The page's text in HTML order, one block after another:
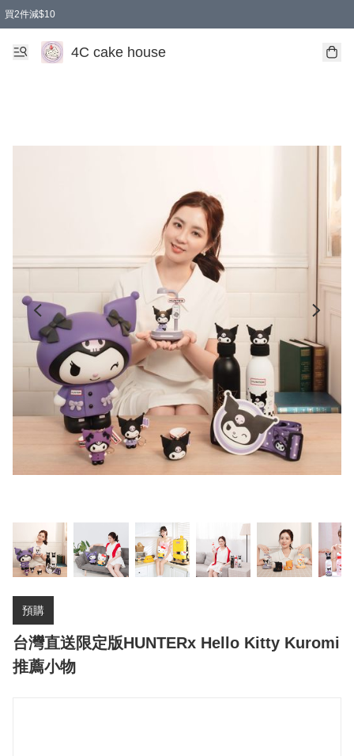
買2件減$10
任選兩件減$10
買兩盒減$10
買兩件減$10
買2件減$10
4C cake house
預購
台灣直送限定版HUNTERx Hello Kitty Kuromi
推薦小物